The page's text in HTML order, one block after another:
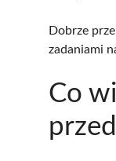
Dobrze
zadaniami
Co